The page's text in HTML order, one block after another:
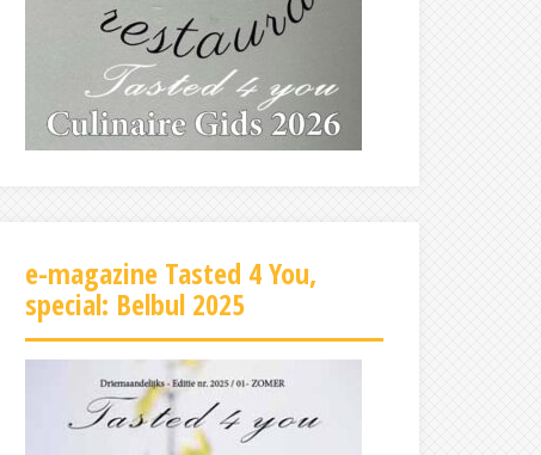
e-magazine Tasted 4 You,
special: Belbul 2025